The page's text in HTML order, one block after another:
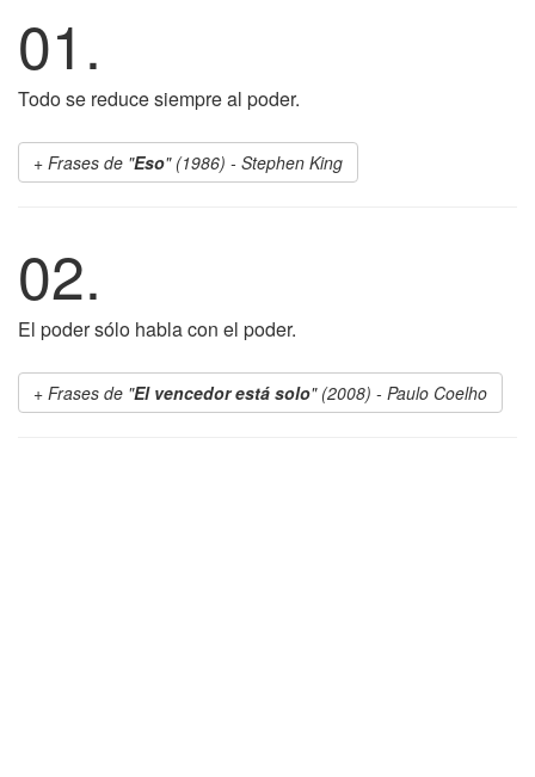
01.
Todo se reduce siempre al poder.
Frases de "Eso" (1986) - Stephen King
02.
El poder sólo habla con el poder.
Frases de "El vencedor está solo" (2008) - Paulo Coelho